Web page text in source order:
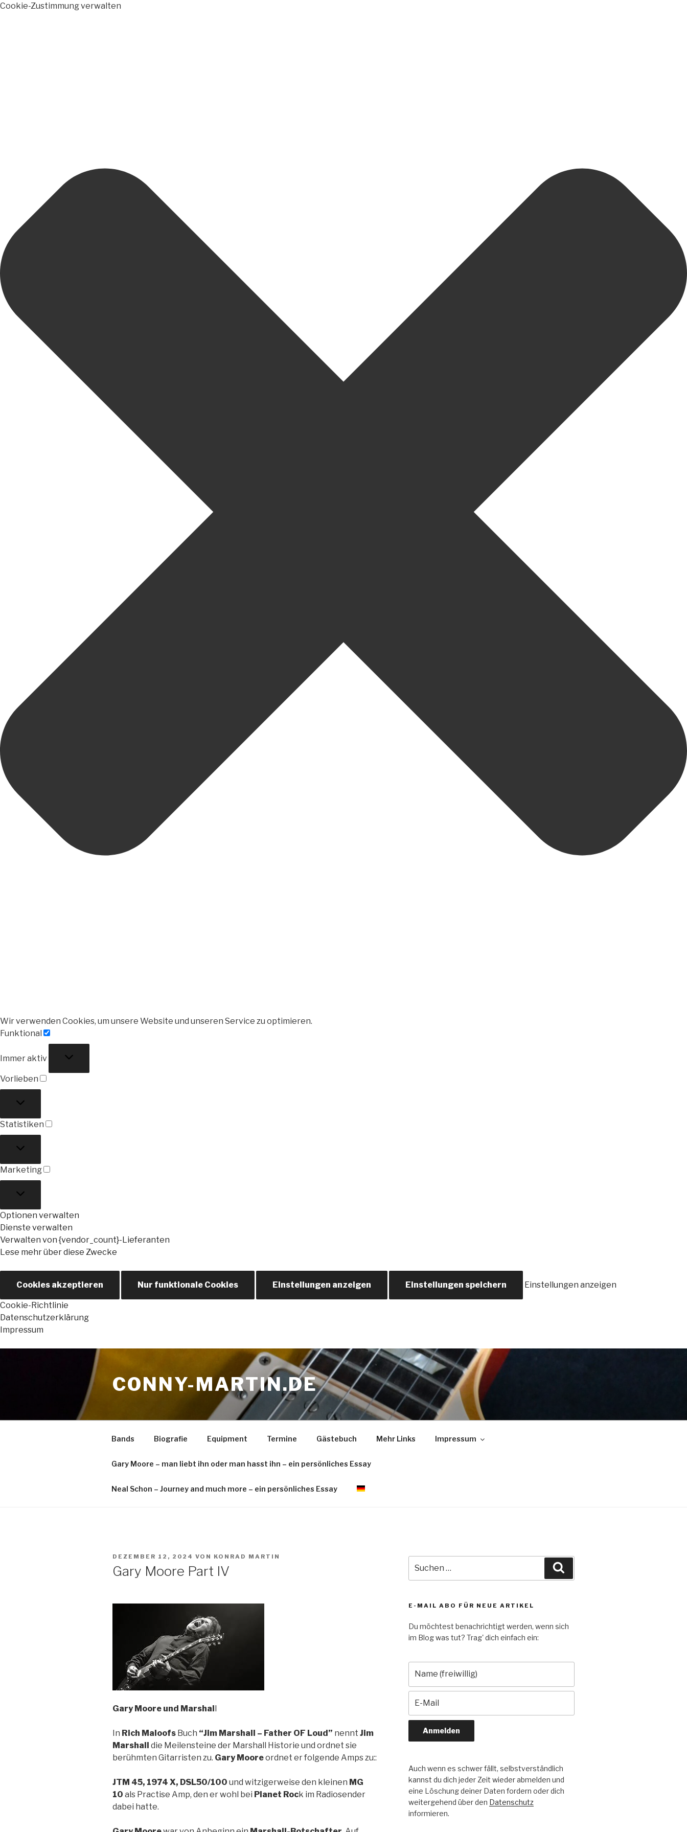
Cookie-Zustimmung verwalten
Wir verwenden Cookies, um unsere Website und unseren Service zu optimieren.
Funktional
Immer aktiv
Vorlieben
Statistiken
Marketing
Optionen verwalten
Dienste verwalten
Verwalten von {vendor_count}-Lieferanten
Lese mehr über diese Zwecke
Cookies akzeptieren Nur funktionale Cookies Einstellungen anzeigen Einstellungen speichern Einstellungen anzeigen
Cookie-Richtlinie
Datenschutzerklärung
Impressum
CONNY-MARTIN.DE
Bands Biografie Equipment Termine Gästebuch Mehr Links Impressum
Gary Moore – man liebt ihn oder man hasst ihn – ein persönliches Essay
Neal Schon – Journey and much more – ein persönliches Essay
VERÖFFENTLICHT
DEZEMBER 12, 2024 VON KONRAD MARTIN
Gary Moore Part IV
Gary Moore und Marshall
In Rich Maloofs Buch “Jim Marshall – Father OF Loud” nennt Jim
Marshall die Meilensteine der Marshall Historie und ordnet sie
berühmten Gitarristen zu. Gary Mooreordnet er folgende Amps zu::
JTM 45, 1974 X, DSL50/100 und witzigerweise den kleinen MG
10 als Practise Amp, den er wohl bei Planet Rock im Radiosender
dabei hatte.
nach:
E-MAIL ABO FÜR NEUE ARTIKEL
Du möchtest benachrichtigt werden, wenn sich
im Blog was tut? Trag' dich einfach ein:
Auch wenn es schwer fällt, selbstverständlich
kannst du dich jeder Zeit wieder abmelden und
eine Löschung deiner Daten fordern oder dich
weitergehend über den Datenschutz
informieren.